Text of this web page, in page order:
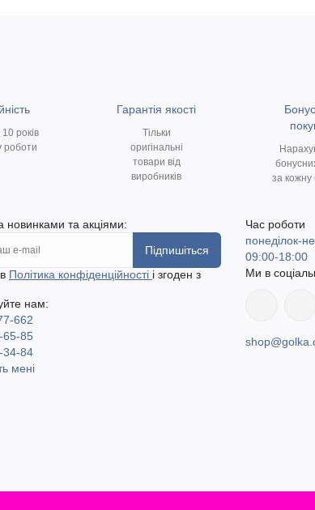
років
роботи
Гарантія якості
Тільки
оригінальні
товари від
виробників
за кожну
новинками та акціями:
Підпишіться
Політика конфіденційності і згоден з
нам:
662
65-85
34-84
мені
Час роботи
понеділок-
09:00-18:00
Ми в